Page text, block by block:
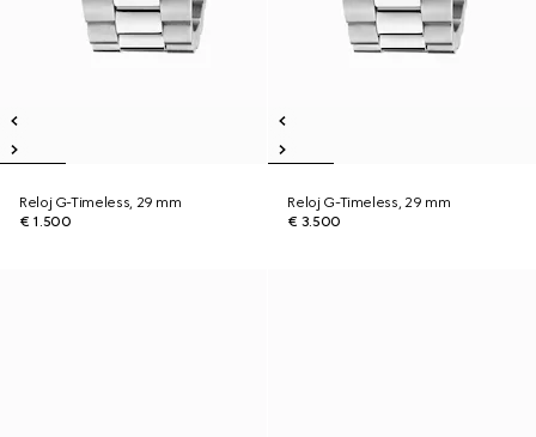
Reloj G-Timeless, 29 mm
€ 1.500
Reloj G-Timeless, 29 mm
€ 3.500